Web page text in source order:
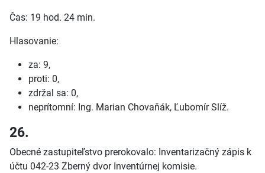
Čas: 19 hod. 24 min.
Hlasovanie:
za: 9,
proti: 0,
zdržal sa: 0,
neprítomní: Ing. Marian Chovaňák, Ľubomír Slíž.
26.
Obecné zastupiteľstvo prerokovalo: Inventarizačný zápis k
účtu 042-23 Zberný dvor Inventúrnej komisie.